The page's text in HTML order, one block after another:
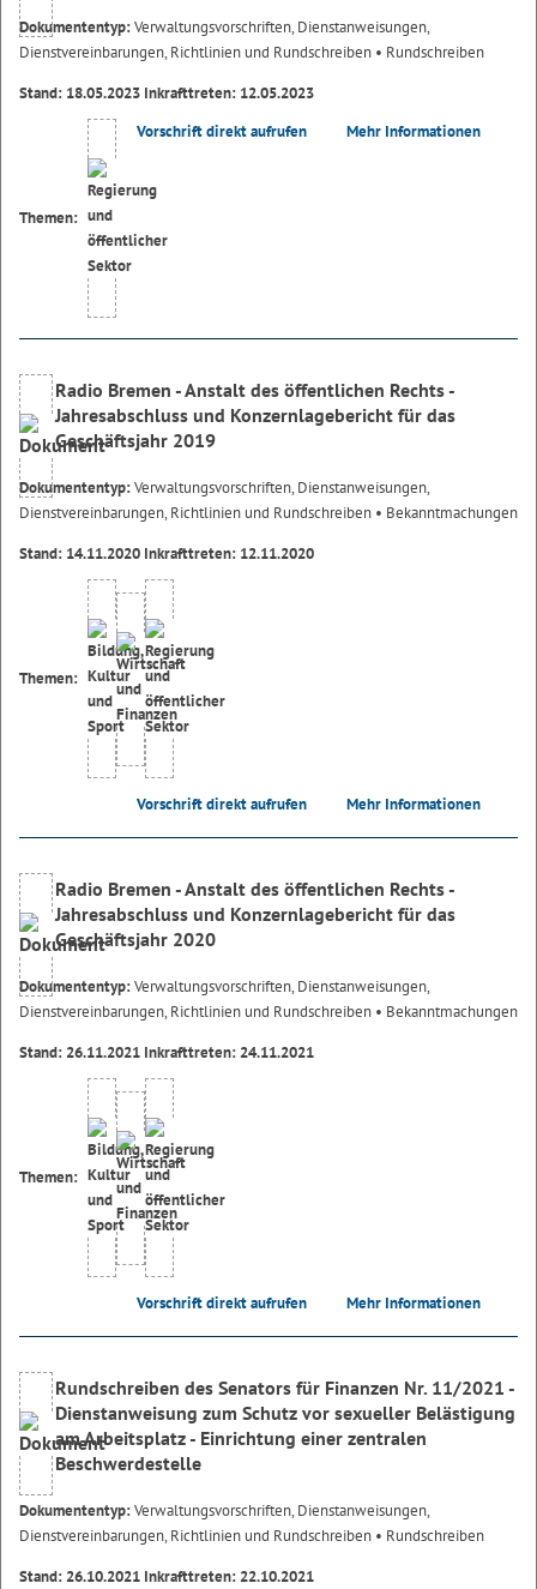
Dokumententyp:Verwaltungsvorschriften, Dienstanweisungen,
Dienstvereinbarungen, Richtlinien und Rundschreiben • Rundschreiben
Stand: 18.05.2023 Inkrafttreten: 12.05.2023
Themen:
Vorschrift direkt aufrufen Mehr Informationen
Radio Bremen - Anstalt des öffentlichen Rechts -
Jahresabschluss und Konzernlagebericht für das
Geschäftsjahr 2019
Dokumententyp:Verwaltungsvorschriften, Dienstanweisungen,
Dienstvereinbarungen, Richtlinien und Rundschreiben • Bekanntmachungen
Stand: 14.11.2020 Inkrafttreten: 12.11.2020
Themen:
Vorschrift direkt aufrufen Mehr Informationen
Radio Bremen - Anstalt des öffentlichen Rechts -
Jahresabschluss und Konzernlagebericht für das
Geschäftsjahr 2020
Dokumententyp:Verwaltungsvorschriften, Dienstanweisungen,
Dienstvereinbarungen, Richtlinien und Rundschreiben • Bekanntmachungen
Stand: 26.11.2021 Inkrafttreten: 24.11.2021
Themen:
Vorschrift direkt aufrufen Mehr Informationen
Rundschreiben des Senators für Finanzen Nr. 11/2021 -
Dienstanweisung zum Schutz vor sexueller Belästigung
am Arbeitsplatz - Einrichtung einer zentralen
Beschwerdestelle
Dokumententyp:Verwaltungsvorschriften, Dienstanweisungen,
Dienstvereinbarungen, Richtlinien und Rundschreiben • Rundschreiben
Stand: 26.10.2021 Inkrafttreten: 22.10.2021